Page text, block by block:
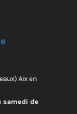
Aix en
samedi de